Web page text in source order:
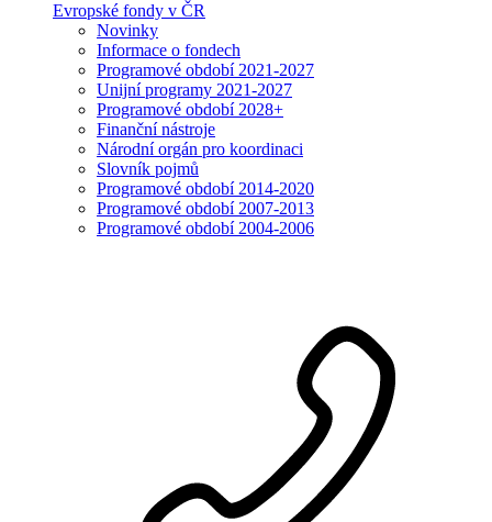
Evropské fondy v ČR
Novinky
Informace o fondech
Programové období 2021-2027
Unijní programy 2021-2027
Programové období 2028+
Finanční nástroje
Národní orgán pro koordinaci
Slovník pojmů
Programové období 2014-2020
Programové období 2007-2013
Programové období 2004-2006